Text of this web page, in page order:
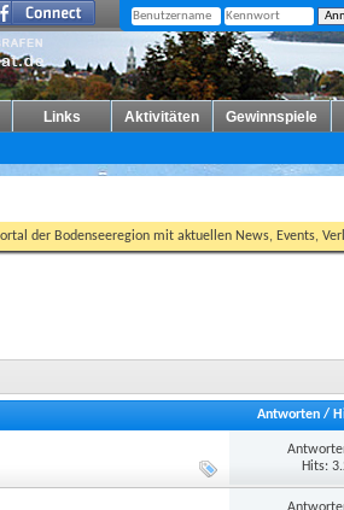
Links Aktivitäten Gewinnspiele
der Bodenseeregion mit aktuellen News, Events,
Antworten /
Hits: